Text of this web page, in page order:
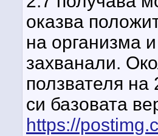
оказва
на организма
захванали.
ползвателя
си базовата
https://